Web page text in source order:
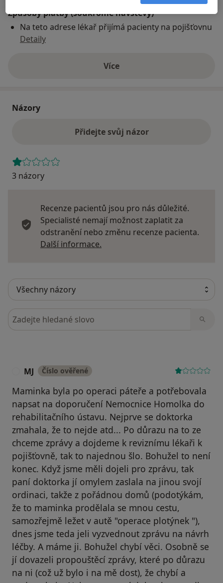
Způsoby platby (soukromé návštěvy)
Na teto adrese lékař přijímá pacienty na pojišťovnu
Detaily
Víceo adrese
Názory
Přidejte svůj názor
3 názory
Recenze pacientů jsou pro nás důležité.
Specialisté nemají možnost zaplatit za
odstranění nebo změnu recenze pacienta.
Další informace.
Hledejte v názorech
MJ Číslo ověřené
Maminka byla po operaci páteře a potřebovala
napsat na doporučení Nemocnice Homolka do
rehabilitačního ústavu. Nejprve se doktorka
zmahala, že to nejde atd... Po důrazu na to ze
chceme zprávy a dojdeme k reviznímu lékaři k
pojišťovně, tak to najednou šlo. Bohužel to není
konec. Když jsme měli dojeli pro zprávu, tak
paní doktorka jí omylem zaslala na jinou svojí
ordinaci, takže z pořádnou domů (podotýkám,
že to maminka prodělala se mnou cestu,
samozřejmě ležet v autě "operace plotýnek "),
dnes jsme teda jeli vyzvednout zprávu na návrh
léčby. A máme ji. Bohužel chybí věci. Osobně se
jí dovazeli propouštěcí zprávy, které po důrazu
na ni (což už bylo i na mě dost), že chybí a